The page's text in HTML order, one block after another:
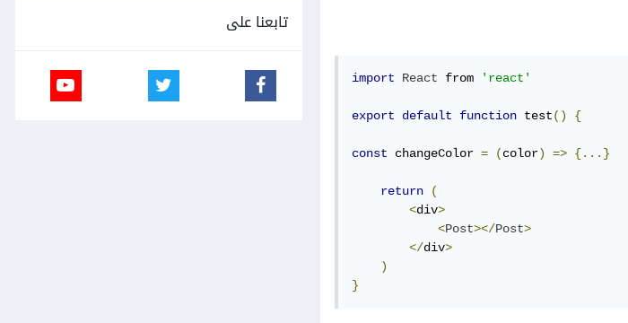
import React from 'react'
export default function test() {
const changeColor = (color) => {...}
return
(
<div>
<Post></Post>
</div>
)
}
تابعنا على